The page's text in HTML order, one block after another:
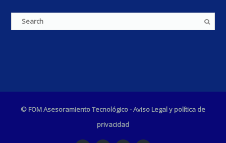
© FOM Asesoramiento Tecnológico -Aviso Legal y política de
privacidad